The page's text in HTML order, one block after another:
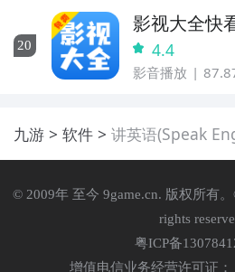
20
影视大全快
4.4
影音播放
九游 软件 讲英语(Speak
© 2009年 至今 9game.cn. 版权所有
rights
粤ICP备
增值电信业务经营许可证：